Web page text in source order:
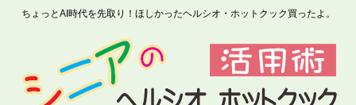
ちょっとAI時代を先取り！ほしかったヘルシオ・ホットクック買ったよ。